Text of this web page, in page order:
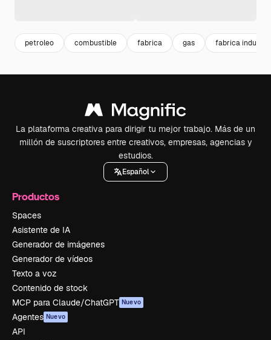
petroleo combustible fabrica gas fabrica
La plataforma creativa para dirigir tu mejor trabajo. Más de un
millón de suscriptores entre creativos, empresas, agencias y
estudios.
Español
Productos
Spaces
Asistente de IA
Generador de imágenes
Generador de vídeos
Texto a voz
Contenido de stock
MCP para Claude/ChatGPT Nuevo
Agentes Nuevo
API